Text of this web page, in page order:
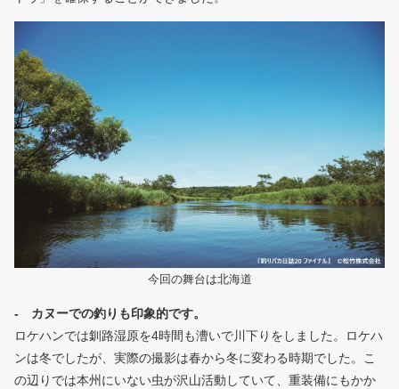
今回の舞台は北海道
- カヌーでの釣りも印象的です。
ロケハンでは釧路湿原を4時間も漕いで川下りをしました。ロケハ
ンは冬でしたが、実際の撮影は春から冬に変わる時期でした。こ
の辺りでは本州にいない虫が沢山活動していて、重装備にもかか